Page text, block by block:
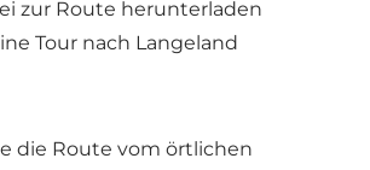
zur Route herunterladen
Tour nach Langeland
die Route vom örtlichen